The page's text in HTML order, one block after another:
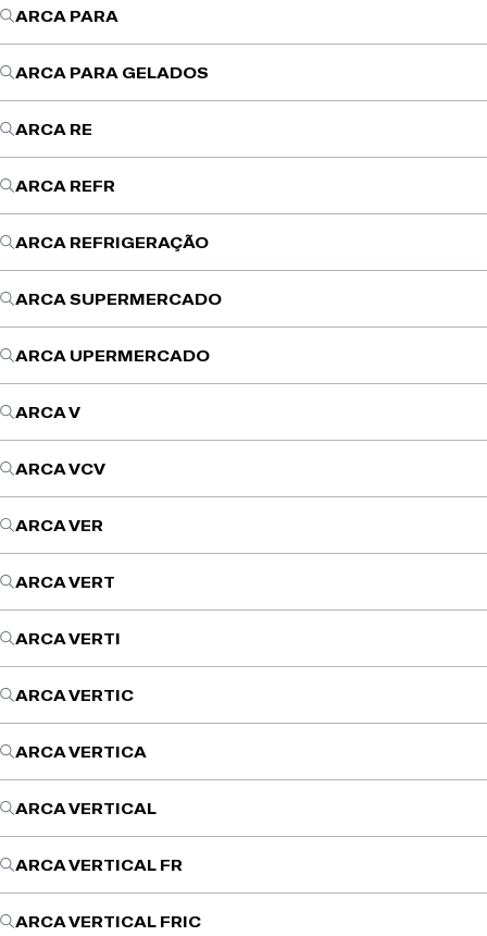
ARCA PARA
ARCA PARA GELADOS
ARCA RE
ARCA REFR
ARCA REFRIGERAÇÃO
ARCA SUPERMERCADO
ARCA UPERMERCADO
ARCA V
ARCA VCV
ARCA VER
ARCA VERT
ARCA VERTI
ARCA VERTIC
ARCA VERTICA
ARCA VERTICAL
ARCA VERTICAL FR
ARCA VERTICAL FRIC